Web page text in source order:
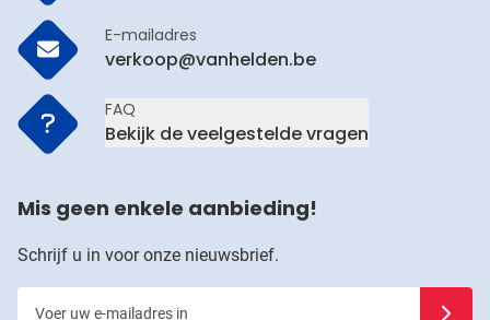
E-mailadres
verkoop@vanhelden.be
FAQ
Bekijk de veelgestelde vragen
Mis geen enkele aanbieding!
Schrijf u in voor onze nieuwsbrief.